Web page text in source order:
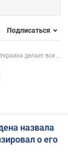
Подписаться
Украина делает все ...
назвала
о его